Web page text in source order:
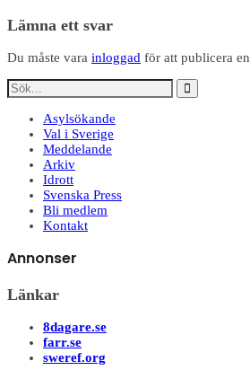
Lämna ett svar
Du måste vara inloggad för att publicera
Asylsökande
Val i Sverige
Meddelande
Arkiv
Idrott
Svenska Press
Bli medlem
Kontakt
Annonser
Länkar
8dagare.se
farr.se
sweref.org